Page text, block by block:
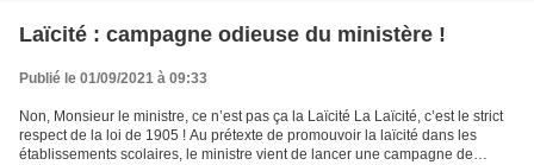
Laïcité : campagne odieuse du ministère !
Publié le 01/09/2021 à 09:33
Non, Monsieur le ministre, ce n’est pas ça la Laïcité La Laïcité, c’est le strict
respect de la loi de 1905 ! Au prétexte de promouvoir la laïcité dans les
établissements scolaires, le ministre vient de lancer une campagne de